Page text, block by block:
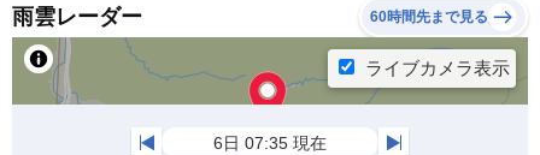
雨雲レーダー 60時間先まで見る